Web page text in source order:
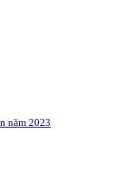
năm 2023